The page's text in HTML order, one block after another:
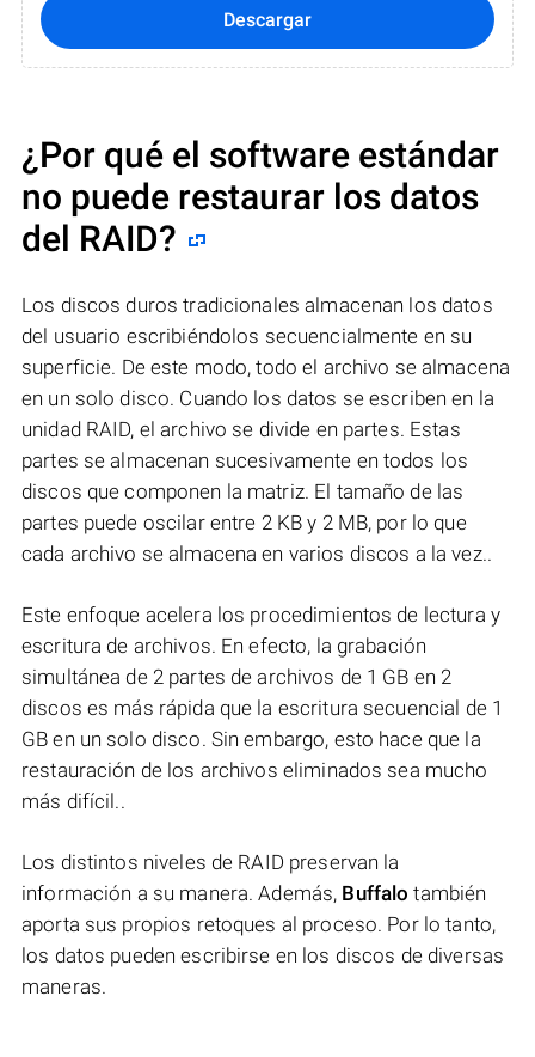
Descargar
¿Por qué el software estándar
no puede restaurar los datos
del RAID?
Los discos duros tradicionales almacenan los datos
del usuario escribiéndolos secuencialmente en su
superficie. De este modo, todo el archivo se almacena
en un solo disco. Cuando los datos se escriben en la
unidad RAID, el archivo se divide en partes. Estas
partes se almacenan sucesivamente en todos los
discos que componen la matriz. El tamaño de las
partes puede oscilar entre 2 KB y 2 MB, por lo que
cada archivo se almacena en varios discos a la vez..
Este enfoque acelera los procedimientos de lectura y
escritura de archivos. En efecto, la grabación
simultánea de 2 partes de archivos de 1 GB en 2
discos es más rápida que la escritura secuencial de 1
GB en un solo disco. Sin embargo, esto hace que la
restauración de los archivos eliminados sea mucho
más difícil..
Los distintos niveles de RAID preservan la
información a su manera. Además, Buffalo también
aporta sus propios retoques al proceso. Por lo tanto,
los datos pueden escribirse en los discos de diversas
maneras.